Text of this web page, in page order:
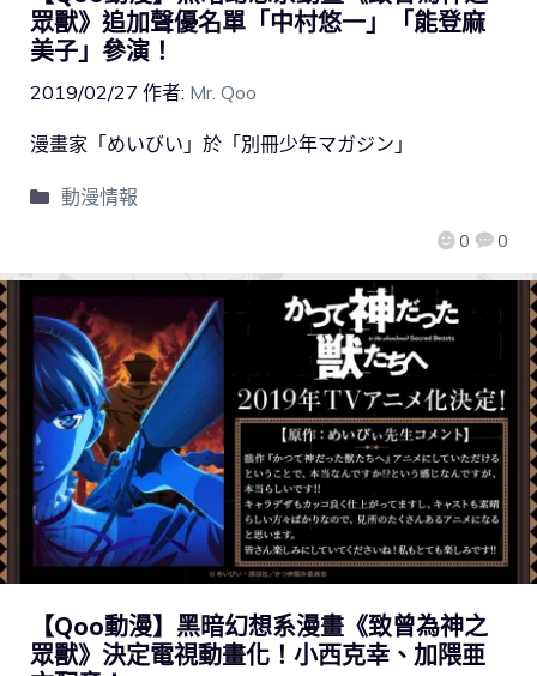
眾獸》追加聲優名單「中村悠一」「能登麻
美子」參演！
2019/02/27 作者: Mr. Qoo
0 0
漫畫家「めいびい」於「別冊少年マガジン」
動漫情報
【Qoo動漫】黑暗幻想系漫畫《致曾為神之
眾獸》決定電視動畫化！小西克幸、加隈亜